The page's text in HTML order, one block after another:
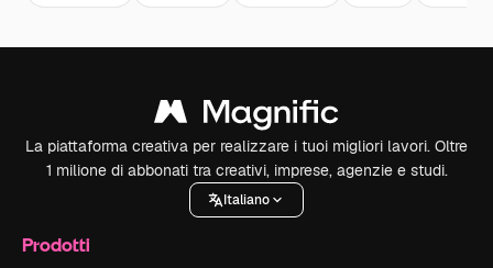
La piattaforma creativa per realizzare i tuoi migliori lavori. Oltre
1 milione di abbonati tra creativi, imprese, agenzie e studi.
Italiano
Prodotti